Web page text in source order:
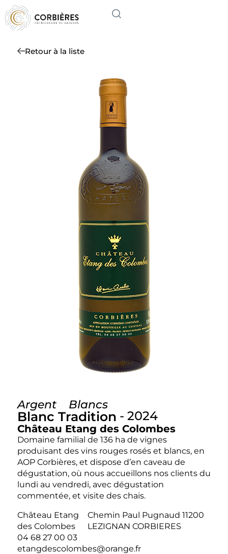
Retour à la liste
Argent Blancs
Blanc Tradition - 2024
Château Etang des Colombes
Domaine familial de 136 ha de vignes
produisant des vins rouges rosés et blancs, en
AOP Corbières, et dispose d’en caveau de
dégustation, où nous accueillons nos clients du
lundi au vendredi, avec dégustation
commentée, et visite des chais.
Château Etang
des Colombes
Chemin Paul Pugnaud 11200
LEZIGNAN CORBIERES
04 68 27 00 03
etangdescolombes@orange.fr